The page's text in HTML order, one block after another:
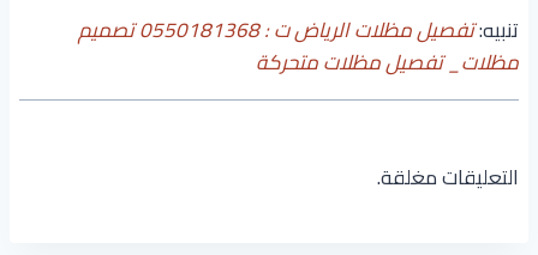
تنبيه:
تفصيل مظلات الرياض ت : 0550181368 تصميم
مظلات_ تفصيل مظلات متحركة
التعليقات مغلقة.